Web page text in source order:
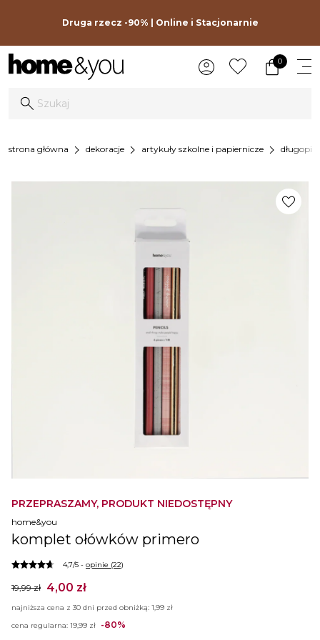
Druga rzecz -90% | Online i Stacjonarnie
0
strona główna chevron_right dekoracje chevron_right artykuły szkolne i papiernicze chevron_right
PRZEPRASZAMY, PRODUKT NIEDOSTĘPNY
home&you
komplet ołówków primero
4,7/5 - opinie (22)
19,99 zł 4,00 zł
najniższa cena z 30 dni przed obniżką: 1,99 zł
cena regularna: 19,99 zł -80%
favorite